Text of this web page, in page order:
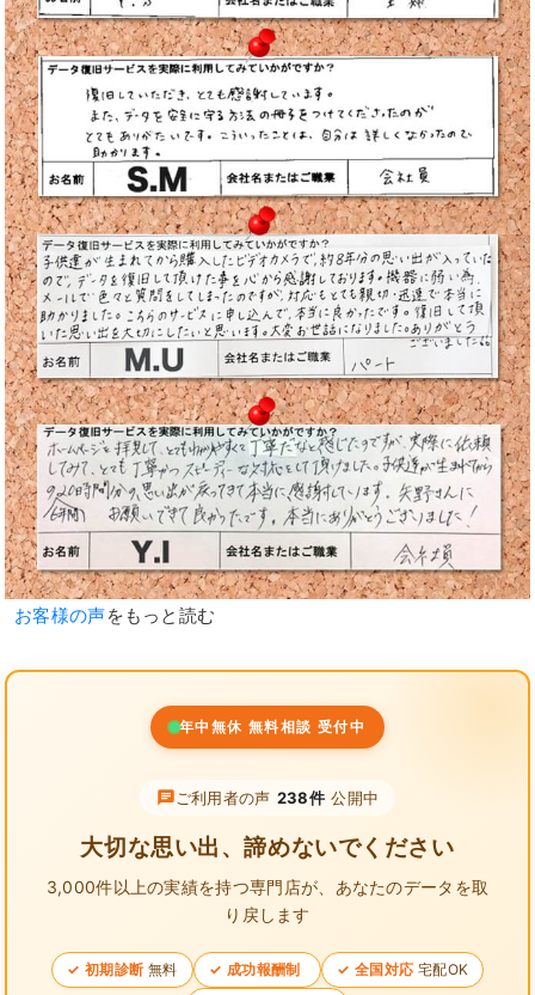
お客様の声をもっと読む
年中無休 無料相談 受付中
ご利用者の声 238件 公開中
大切な思い出、諦めないでください
3,000件以上の実績を持つ専門店が、 あなたのデータを取
り戻します
初期診断 無料 成功報酬制 全国対応 宅配OK